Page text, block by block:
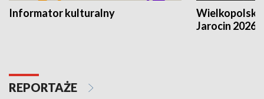
Informator kulturalny
Jarocin 2026
REPORTAŻE